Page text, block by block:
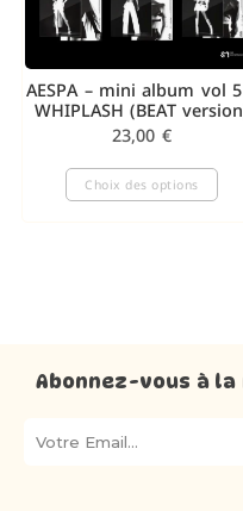
AESPA – mini album vol
WHIPLASH (BEAT
23,00 €
Choix des options
Abonnez-vous à